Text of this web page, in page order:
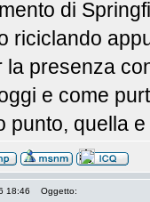
di
riciclando
la presenza
e come
punto, quella e
18:46 Oggetto: